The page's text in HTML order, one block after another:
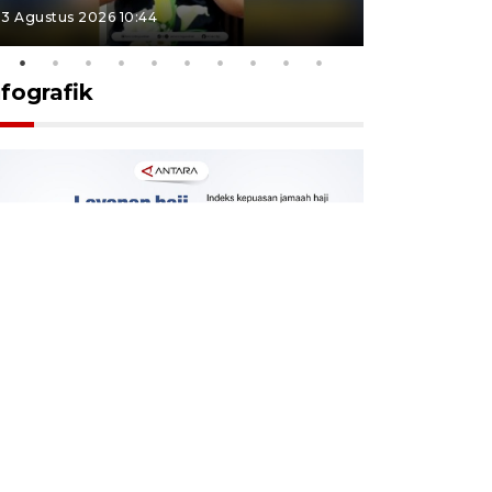
3 Agustus 2026 10:44